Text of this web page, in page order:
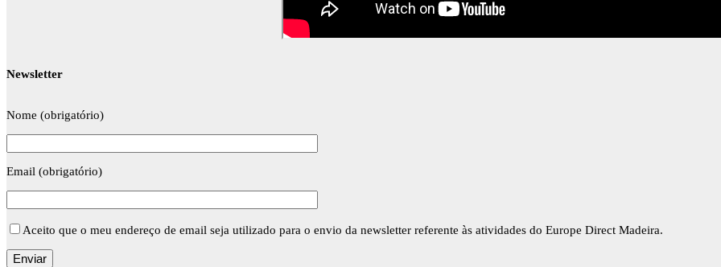
Newsletter
Nome (obrigatório)
Email (obrigatório)
Aceito que o meu endereço de email seja utilizado para o envio da newsletter referente às atividades do Europe Direct Madeira.